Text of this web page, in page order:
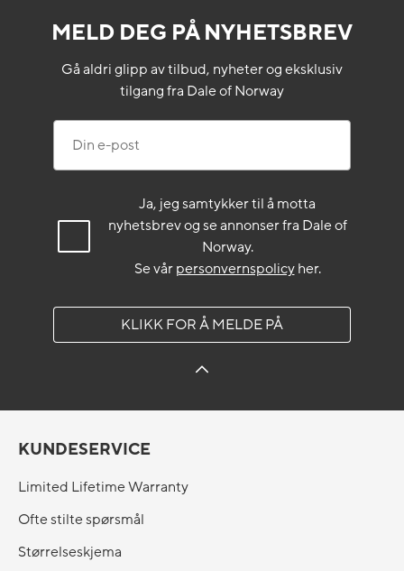
MELD DEG PÅ NYHETSBREV
Gå aldri glipp av tilbud, nyheter og eksklusiv
tilgang fra Dale of Norway
Ja, jeg samtykker til å motta
nyhetsbrev og se annonser fra Dale of
Norway.
Se vårpersonvernspolicyher.
KLIKK FOR Å MELDE PÅ
KUNDESERVICE
Limited Lifetime Warranty
Ofte stilte spørsmål
Størrelseskjema